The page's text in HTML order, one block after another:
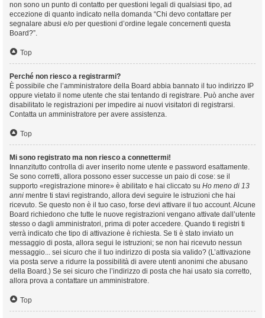
non sono un punto di contatto per questioni legali di qualsiasi tipo, ad
eccezione di quanto indicato nella domanda “Chi devo contattare per
segnalare abusi e/o per questioni d’ordine legale concernenti questa
Board?”.
Top
Perché non riesco a registrarmi?
È possibile che l’amministratore della Board abbia bannato il tuo indirizzo IP
oppure vietato il nome utente che stai tentando di registrare. Può anche aver
disabilitato le registrazioni per impedire ai nuovi visitatori di registrarsi.
Contatta un amministratore per avere assistenza.
Top
Mi sono registrato ma non riesco a connettermi!
Innanzitutto controlla di aver inserito nome utente e password esattamente.
Se sono corretti, allora possono esser successe un paio di cose: se il
supporto «registrazione minore» è abilitato e hai cliccato su Ho meno di 13
anni mentre ti stavi registrando, allora devi seguire le istruzioni che hai
ricevuto. Se questo non è il tuo caso, forse devi attivare il tuo account. Alcune
Board richiedono che tutte le nuove registrazioni vengano attivate dall’utente
stesso o dagli amministratori, prima di poter accedere. Quando ti registri ti
verrà indicato che tipo di attivazione è richiesta. Se ti è stato inviato un
messaggio di posta, allora segui le istruzioni; se non hai ricevuto nessun
messaggio... sei sicuro che il tuo indirizzo di posta sia valido? (L’attivazione
via posta serve a ridurre la possibilità di avere utenti anonimi che abusano
della Board.) Se sei sicuro che l’indirizzo di posta che hai usato sia corretto,
allora prova a contattare un amministratore.
Top